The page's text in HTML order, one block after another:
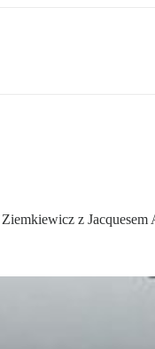
z Jacquesem